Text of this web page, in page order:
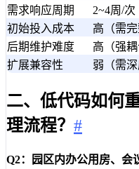
需求响应周期
2~4周/次
初始投入成本
高（需完
后期维护难度
高（强
扩展兼容性
弱（需深
二、低代码如何
理流程？ #
Q2：园区内办公用房、会